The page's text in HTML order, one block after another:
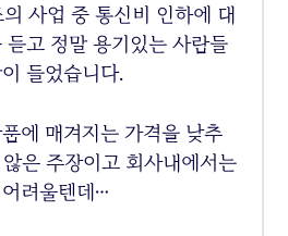
사업 중 통신비 인하에 대
듣고 정말 용기있는 사람들
들었습니다.
에 매겨지는 가격을 낮추
은 주장이고 회사내에서는
려울텐데…